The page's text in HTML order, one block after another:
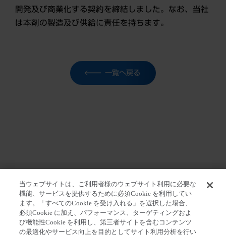
ホーム > 報道関係者の皆さま > プレスリリース >
臨床腫瘍学会（ASCO）で発表したHER2陽性の大腸がんに
おける トラスツズマブ デルクステカン（DS-8201）の第2
相臨床試験データについて
開発及び商業化する契約を締結しました。なお、当社
は本剤の製造及び供給に責任を持ちます。
一覧へ戻る
当ウェブサイトは、ご利用者様のウェブサイト利用に必要な
機能、サービスを提供するために必須Cookie を利用してい
ます。「すべてのCookie を受け入れる」を選択した場合、
必須Cookie に加え、パフォーマンス、ターゲティングおよ
び機能性Cookie を利用し、第三者サイトを含むコンテンツ
の最適化やサービス向上を目的としてサイト利用分析を行い